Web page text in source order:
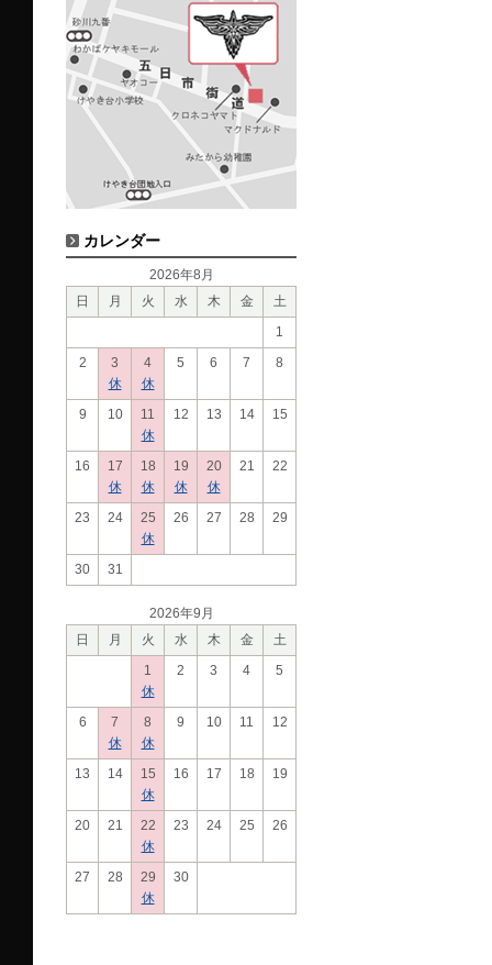
カレンダー
2026年8月
日
月 火 水 木 金
土
1
2
3
休
4
休
5 6 7 8
9 10
11
休
12 13 14 15
16
17
休
18
休
19
休
20
休
21 22
23 24
25
休
26 27 28 29
30 31
2026年9月
日
月 火 水 木 金
土
1
休
2 3 4 5
6
7
休
8
休
9 10 11 12
13 14
15
休
16 17 18 19
20 21
22
休
23 24 25 26
27 28
29
休
30